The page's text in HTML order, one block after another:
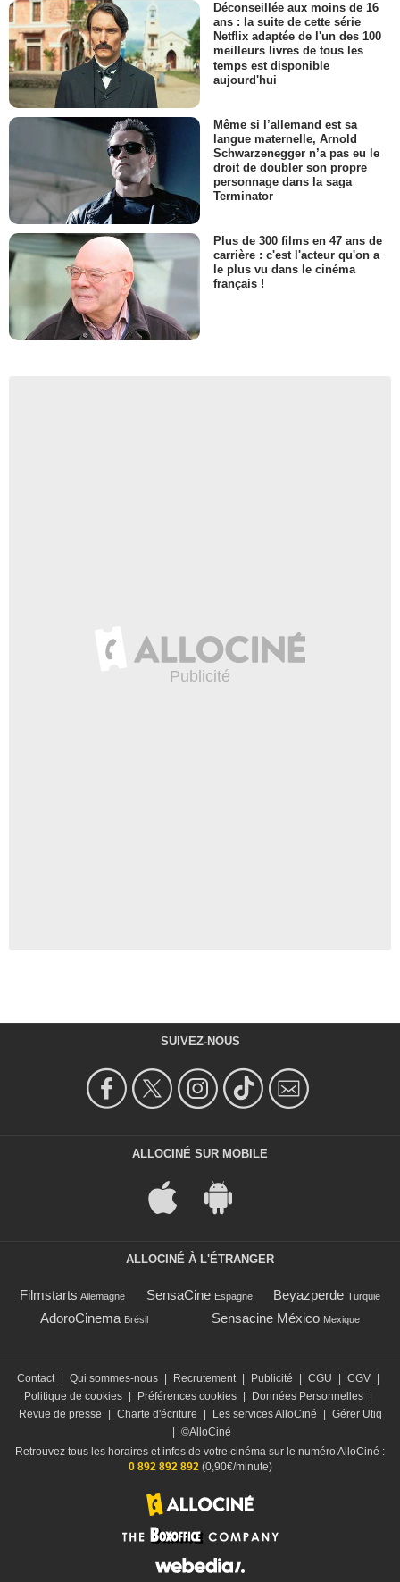
Déconseillée aux moins de 16
ans : la suite de cette série
Netflix adaptée de l'un des 100
meilleurs livres de tous les
temps est disponible
aujourd'hui
Même si l’allemand est sa
langue maternelle, Arnold
Schwarzenegger n’a pas eu le
droit de doubler son propre
personnage dans la saga
Terminator
Plus de 300 films en 47 ans de
carrière : c'est l'acteur qu'on a
le plus vu dans le cinéma
français !
SUIVEZ-NOUS
ALLOCINÉ SUR MOBILE
ALLOCINÉ À L'ÉTRANGER
Filmstarts Allemagne SensaCine Espagne Beyazperde Turquie
AdoroCinema Brésil Sensacine México Mexique
Contact Qui sommes-nous Recrutement Publicité CGU CGV
Politique de cookies
Préférences cookies Données Personnelles
Revue de presse
Charte d'écriture Les services AlloCiné
Gérer Utiq
©AlloCiné
Retrouvez tous les horaires et infos de votre cinéma sur le numéro AlloCiné :
0 892 892 892(0,90€/minute)